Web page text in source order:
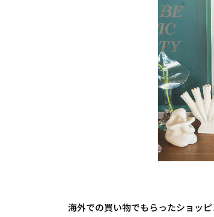
海外での買い物でもらったショッ